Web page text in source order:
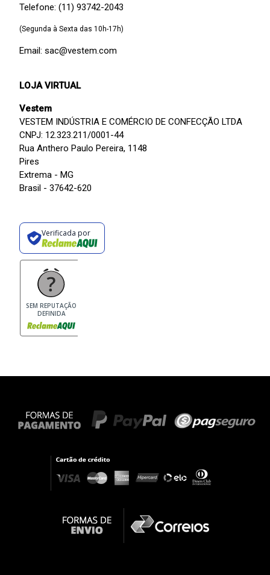
Telefone: (11) 93742-2043
(Segunda à Sexta das 10h-17h)
Email: sac@vestem.com
LOJA VIRTUAL
Vestem
VESTEM INDÚSTRIA E COMÉRCIO DE CONFECÇÃO LTDA
CNPJ: 12.323.211/0001-44
Rua Anthero Paulo Pereira, 1148
Pires
Extrema - MG
Brasil - 37642-620
Verificada por
SEM REPUTAÇÃO
DEFINIDA